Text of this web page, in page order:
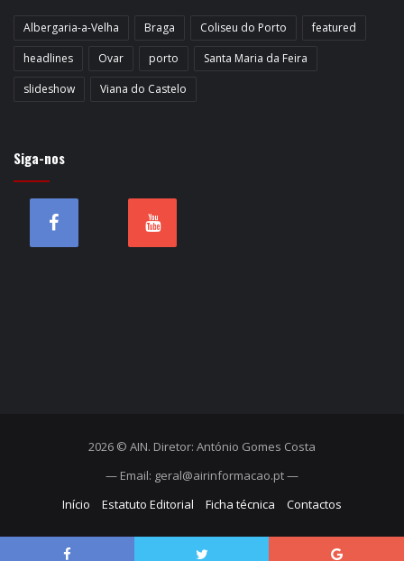
Albergaria-a-Velha Braga Coliseu do Porto
featured
headlines
Ovar porto
Santa Maria da Feira
slideshow
Viana do Castelo
Siga-nos
2026 © AIN. Diretor: António Gomes Costa
— Email: geral@airinformacao.pt —
Início
Estatuto Editorial Ficha técnica Contactos